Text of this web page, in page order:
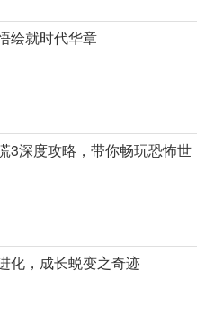
绘就时代华章
3深度攻略，带你畅玩恐怖世
化，成长蜕变之奇迹